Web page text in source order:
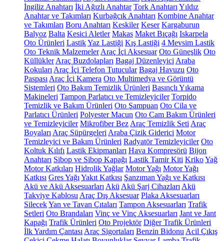
İngiliz Anahtarı İki Ağızlı Anahtar Tork Anahtarı Yıldız
Anahtar ve Takımları Kurbağcık Anahtarı Kombine Anahtar
ve Takımları Boru Anahtarı Keskiler Keser Kargaburun
Balyoz Balta Kesici Aletler Makas Maket Bıçağı Iskarpela
Oto Ürünleri LastikYaz Lastiği Kış Lastiği 4 Mevsim Lastik
Oto Teknik Malzemeler Araç İçi Aksesuar Oto Güneşlik Oto
Küllükler Araç Buzdolapları Bagaj Düzenleyici Araba
Kokuları Araç İçi Telefon Tutucular Bagaj Havuzu Oto
Paspası Araç İçi Kamera Oto Multimedya ve Görüntü
Sistemleri Oto Bakım Temizlik Ürünleri Basınçlı Yıkama
Makineleri Tampon Parlatıcı ve Temizleyiciler Torpido
Temizlik ve Bakım Ürünleri Oto Şampuan Oto Cila ve
Parlatıcı Ürünleri Polyester Macun Oto Cam Bakım Ürünleri
ve Temizleyiciler Mikrofiber Bez Araç Temizlik Seti Araç
Boyaları Araç Süpürgeleri Araba Çizik Giderici Motor
Temizleyici ve Bakım Ürünleri Radyatör Temizleyiciler Oto
Koltuk Kılıfı Lastik Ekipmanları Hava Kompresörü Bijon
Anahtarı Sibop ve Sibop Kapağı Lastik Tamir Kiti KrikoYağ
Motor Katkıları Hidrolik Yağlar Motor Yağı Motor Yağı
Katkısı Gres Yağı Yakıt Katkısı Şanzıman Yağı ve Katkısı
Akü ve Akü Aksesuarları Akü Akü Şarj Cihazları Akü
Takviye Kablosu Araç Dış Aksesuar Plaka Aksesuarları
SilecekYan ve Tavan Çıtaları Tampon Aksesuarları Trafik
Setleri Oto Brandaları Vinç ve Vinç Aksesuarları Jant ve Jant
Kapağı Trafik Ürünleri Oto Projektör Diğer Trafik Ürünleri
İlk Yardım Çantası Araç Sigortaları Benzin Bidonu Acil Çıkış